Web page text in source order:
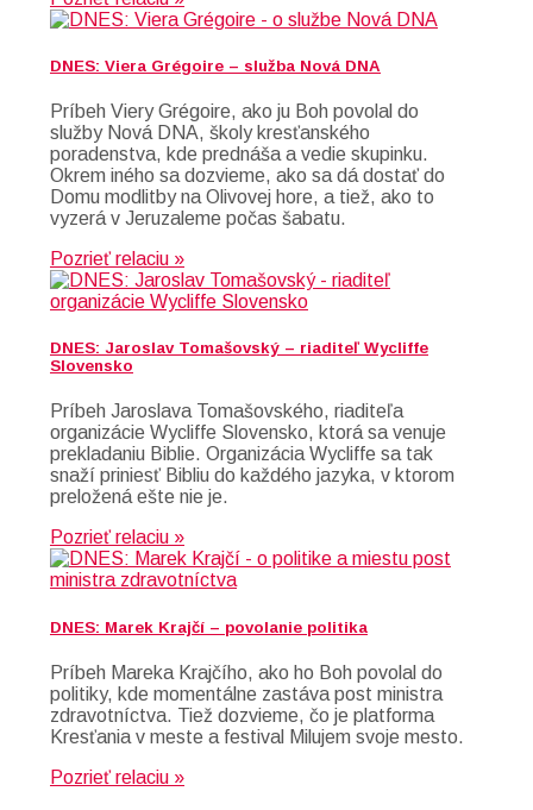
DNES: Viera Grégoire – služba Nová DNA
Príbeh Viery Grégoire, ako ju Boh povolal do
služby Nová DNA, školy kresťanského
poradenstva, kde prednáša a vedie skupinku.
Okrem iného sa dozvieme, ako sa dá dostať do
Domu modlitby na Olivovej hore, a tiež, ako to
vyzerá v Jeruzaleme počas šabatu.
Pozrieť relaciu »
DNES: Jaroslav Tomašovský – riaditeľ Wycliffe
Slovensko
Príbeh Jaroslava Tomašovského, riaditeľa
organizácie Wycliffe Slovensko, ktorá sa venuje
prekladaniu Biblie. Organizácia Wycliffe sa tak
snaží priniesť Bibliu do každého jazyka, v ktorom
preložená ešte nie je.
Pozrieť relaciu »
DNES: Marek Krajčí – povolanie politika
Príbeh Mareka Krajčího, ako ho Boh povolal do
politiky, kde momentálne zastáva post ministra
zdravotníctva. Tiež dozvieme, čo je platforma
Kresťania v meste a festival Milujem svoje mesto.
Pozrieť relaciu »